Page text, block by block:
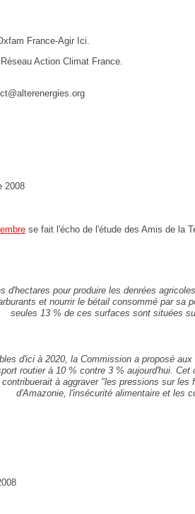
France-Agir Ici.
Action Climat France.
2008
se fait l'écho de l'étude des Amis de la
d'hectares pour produire les denrées
et nourrir le bétail consommé par sa
seules 13 % de ces surfaces sont situées
d'ici à 2020, la Commission a proposé
routier à 10 % contre 3 % aujourd'hui. Cet
à aggraver "les pressions sur les
d'Amazonie, l'insécurité alimentaire et les